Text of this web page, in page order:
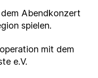
Abendkonzert
spielen.
mit dem
e.V.